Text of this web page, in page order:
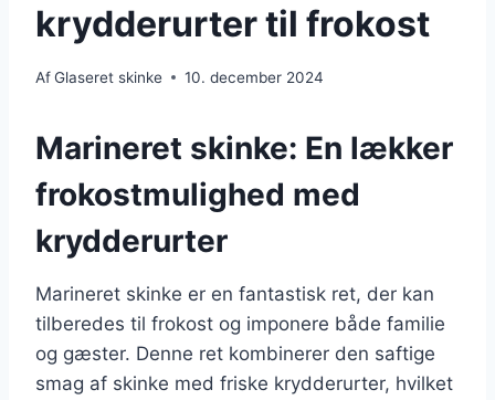
krydderurter til frokost
AfGlaseret skinke 10. december 2024
Marineret skinke: En lækker
frokostmulighed med
krydderurter
Marineret skinke er en fantastisk ret, der kan
tilberedes til frokost og imponere både familie
og gæster. Denne ret kombinerer den saftige
smag af skinke med friske krydderurter, hvilket